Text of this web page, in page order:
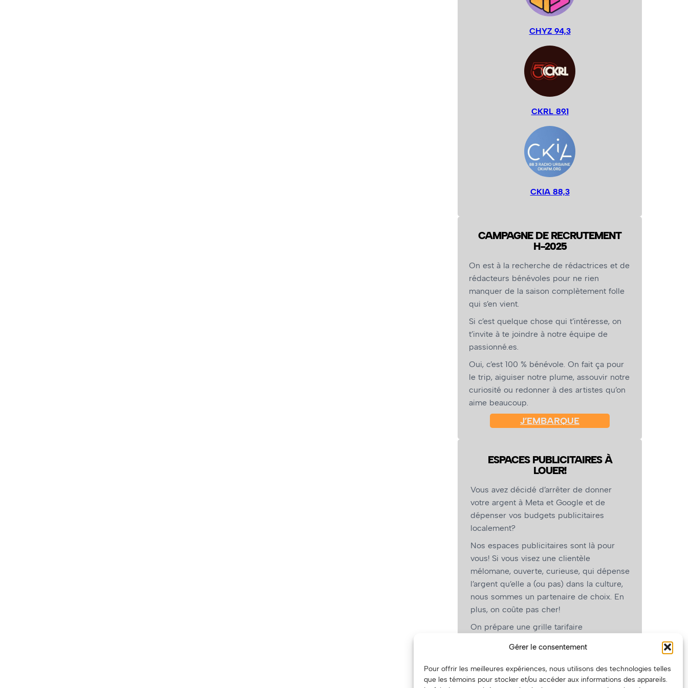
Gérer le consentement
Pour offrir les meilleures expériences, nous utilisons des technologies telles
que les témoins pour stocker et/ou accéder aux informations des appareils.
CHYZ 94,3
CKRL 89,1
CKIA 88,3
CAMPAGNE DE RECRUTEMENT
H-2025
On est à la recherche de rédactrices et de
rédacteurs bénévoles pour ne rien
manquer de la saison complètement folle
qui s’en vient.
Si c’est quelque chose qui t’intéresse, on
t’invite à te joindre à notre équipe de
passionné.es.
Oui, c’est 100 % bénévole. On fait ça pour
le trip, aiguiser notre plume, assouvir notre
curiosité ou redonner à des artistes qu’on
aime beaucoup.
J’EMBARQUE
ESPACES PUBLICITAIRES À
LOUER!
Vous avez décidé d’arrêter de donner
votre argent à Meta et Google et de
dépenser vos budgets publicitaires
localement?
Nos espaces publicitaires sont là pour
vous! Si vous visez une clientèle
mélomane, ouverte, curieuse, qui dépense
l’argent qu’elle a (ou pas) dans la culture,
nous sommes un partenaire de choix. En
plus, on coûte pas cher!
On prépare une grille tarifaire
vous, les artistes!)